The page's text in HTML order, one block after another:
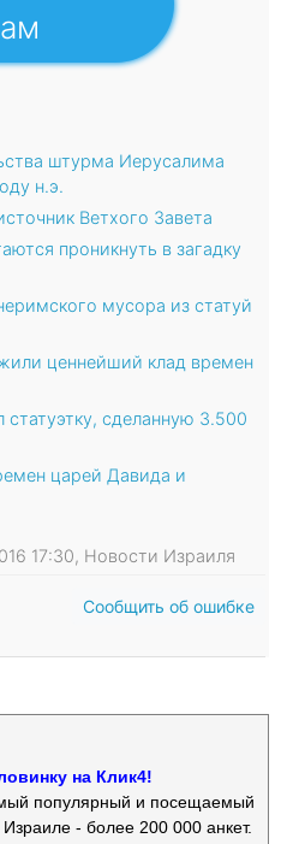
штурма Иерусалима
н.э.
Ветхого Завета
проникнуть в загадку
мусора из статуй
ценнейший клад времен
сделанную 3.500
царей Давида и
17:30, Новости Израиля
Сообщить об ошибке
на Клик4!
популярный и посещаемый
Израиле - более 200 000 анкет.